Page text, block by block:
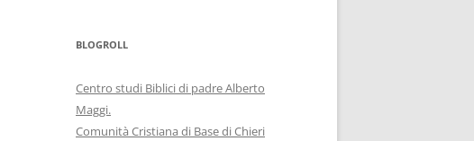
BLOGROLL
Centro studi Biblici di padre Alberto
Maggi.
Comunità Cristiana di Base di Chieri